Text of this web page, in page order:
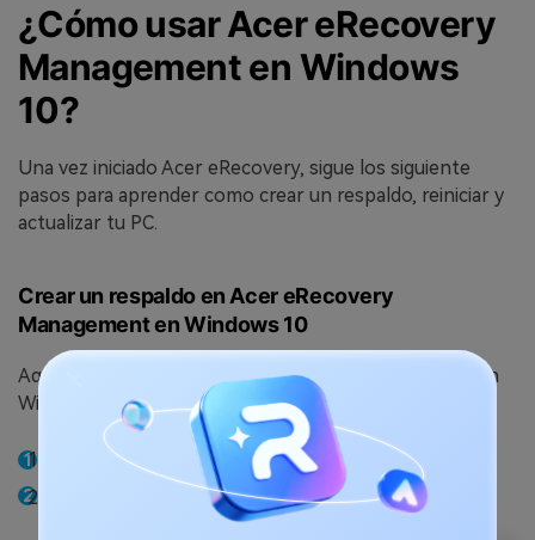
¿Cómo usar Acer eRecovery
Management en Windows
10?
Una vez iniciado Acer eRecovery, sigue los siguiente
pasos para aprender como crear un respaldo, reiniciar y
actualizar tu PC.
Crear un respaldo en Acer eRecovery
Management en Windows 10
Aquí te decimos como crear un sistema de respaldo en
Windows 10 utilizando Acer eRecovery Management:
Abre Acer eRecovery Management.
Haz clic en el tablero deRespaldo.